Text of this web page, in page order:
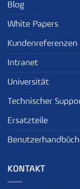
Blog
White Papers
Kundenreferenzen
Intranet
Universität
Technischer
Ersatzteile
KONTAKT